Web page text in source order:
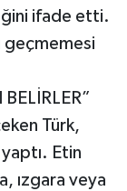
ifade etti.
geçmemesi
Türk,
Etin
ızgara veya